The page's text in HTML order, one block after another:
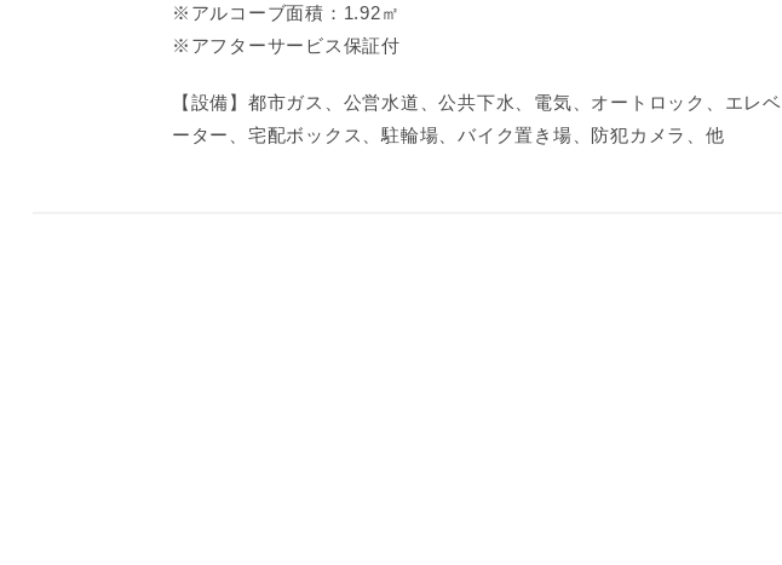
※アルコーブ面積：1.92㎡
※アフターサービス保証付
【設備】都市ガス、公営水道、公共下水、電気、オートロック、エレベ
ーター、宅配ボックス、駐輪場、バイク置き場、防犯カメラ、他